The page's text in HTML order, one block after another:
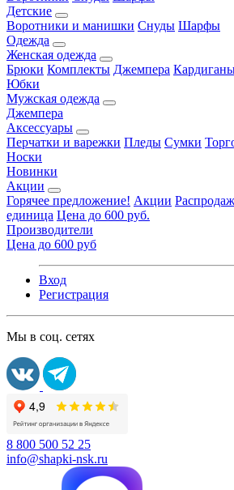
Детские
Воротники и манишки Снуды Шарфы
Одежда
Женская одежда
Брюки Комплекты Джемпера
Юбки
Мужская одежда
Джемпера
Аксессуары
Перчатки и варежки Пледы Сумки
Носки
Новинки
Акции
Горячее предложение! Акции
единица Цена до 600 руб.
Производители
Цена до 600 руб
Вход
Регистрация
Мы в соц. сетях
8 800 500 52 25
info@shapki-nsk.ru